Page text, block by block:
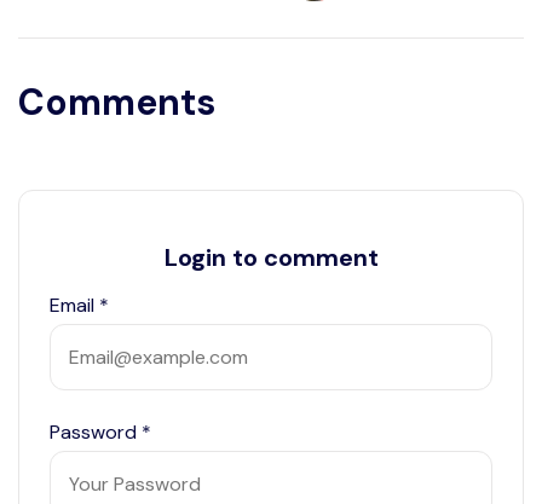
Comments
Login to comment
Email *
Password *